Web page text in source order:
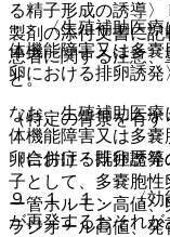
る精子形成の誘導
製剤の添付文書に
患者に関する注意
と。
（特定の背景を有
（合併症・既往歴等
９．１．１． 〈効
が再発するおそれが
・ 〈生殖補助医療
体機能障害又は多
卵における排卵誘発
なお、生殖補助医
体機能障害又は多
卵における排卵誘
子として、多嚢胞
ー管ホルモン高値
ラジオール高値、